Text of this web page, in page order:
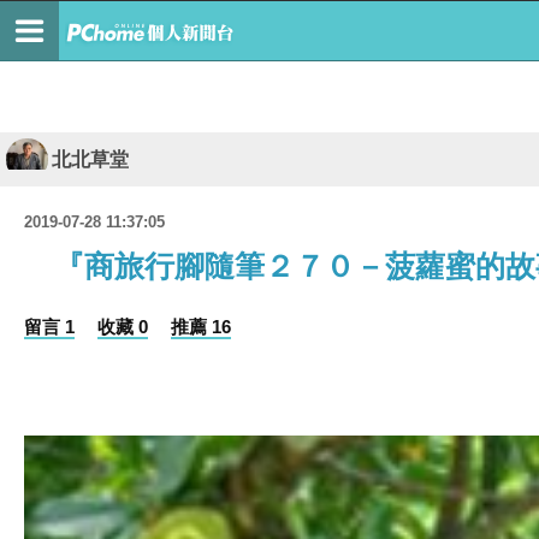
北北草堂
2019-07-28 11:37:05
『商旅行腳隨筆２７０－菠蘿蜜的
留言 1 收藏 0 推薦 16